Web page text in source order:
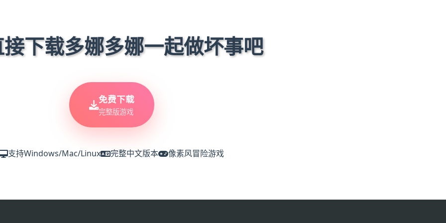
下载多娜多娜一起做坏事吧
免费下载
完整版游戏
支持Windows/Mac/Linux 完整中文版本 像素风冒险游戏